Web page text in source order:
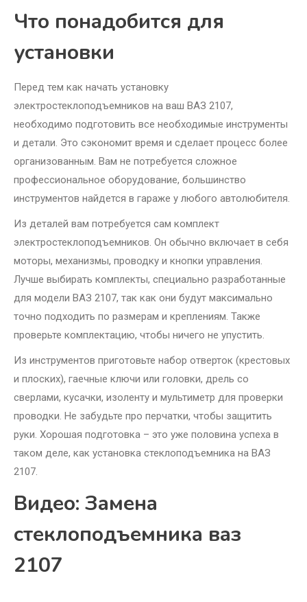
Что понадобится для
установки
Перед тем как начать установку
электростеклоподъемников на ваш ВАЗ 2107,
необходимо подготовить все необходимые инструменты
и детали. Это сэкономит время и сделает процесс более
организованным. Вам не потребуется сложное
профессиональное оборудование, большинство
инструментов найдется в гараже у любого автолюбителя.
Из деталей вам потребуется сам комплект
электростеклоподъемников. Он обычно включает в себя
моторы, механизмы, проводку и кнопки управления.
Лучше выбирать комплекты, специально разработанные
для модели ВАЗ 2107, так как они будут максимально
точно подходить по размерам и креплениям. Также
проверьте комплектацию, чтобы ничего не упустить.
Из инструментов приготовьте набор отверток (крестовых
и плоских), гаечные ключи или головки, дрель со
сверлами, кусачки, изоленту и мультиметр для проверки
проводки. Не забудьте про перчатки, чтобы защитить
руки. Хорошая подготовка – это уже половина успеха в
таком деле, как установка стеклоподъемника на ВАЗ
2107.
Видео: Замена
стеклоподъемника ваз
2107